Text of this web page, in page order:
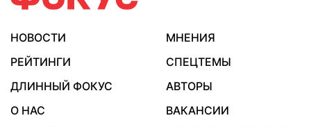
НОВОСТИ
МНЕНИЯ
РЕЙТИНГИ
СПЕЦТЕМЫ
ДЛИННЫЙ ФОКУС
АВТОРЫ
О НАС
ВАКАНСИИ